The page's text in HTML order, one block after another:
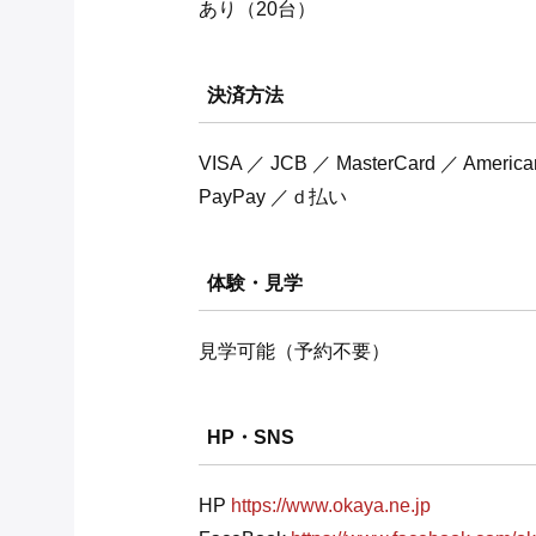
あり（20台）
決済方法
VISA ／ JCB ／ MasterCard ／
PayPay ／ｄ払い
体験・見学
見学可能（予約不要）
HP・SNS
HP https://www.okaya.ne.jp